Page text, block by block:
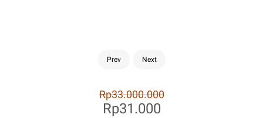
Prev Next
Rp33.000.000
Rp31.000